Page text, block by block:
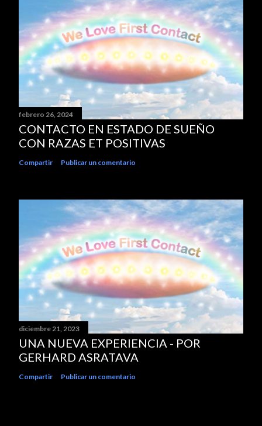
febrero 26, 2024
CONTACTO EN ESTADO DE SUEÑO
CON RAZAS ET POSITIVAS
Compartir Publicar un comentario
diciembre 21, 2023
UNA NUEVA EXPERIENCIA - POR
GERHARD ASRATAVA
Compartir Publicar un comentario